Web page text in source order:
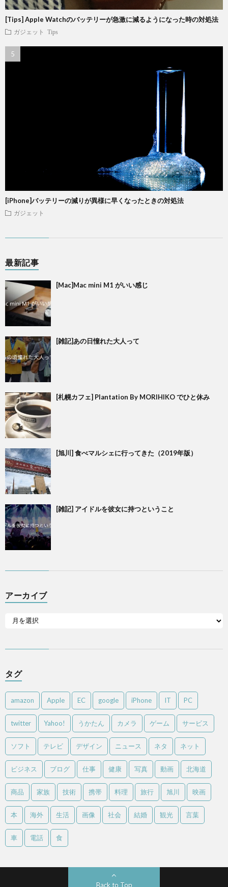
[Tips] Apple Watchのバッテリーが急激に減るようになった時の対処法
ガジェット Tips
[iPhone]バッテリーの減りが異様に早くなったときの対処法
ガジェット
最新記事
[Mac]Mac mini M1 がいい感じ
[雑記]あの日憧れた大人って
[札幌カフェ] Plantation By MORIHIKO でひと休み
[旭川] 食べマルシェに行ってきた（2019年版）
[雑記] アイドルを彼女に持つということ
アーカイブ
タグ
amazon Apple EC google iPhone IT PC
twitter Yahoo! うかたん カメラ ゲーム サービス
ソフト テレビ デザイン ニュース ネタ ネット
ビジネス ブログ 仕事 健康 写真 動画 北海道
商品 家族 技術 携帯 料理 旅行 旭川 映画
本 海外 生活 画像 社会 結婚 観光 言葉
車 電話 食
Back to Top